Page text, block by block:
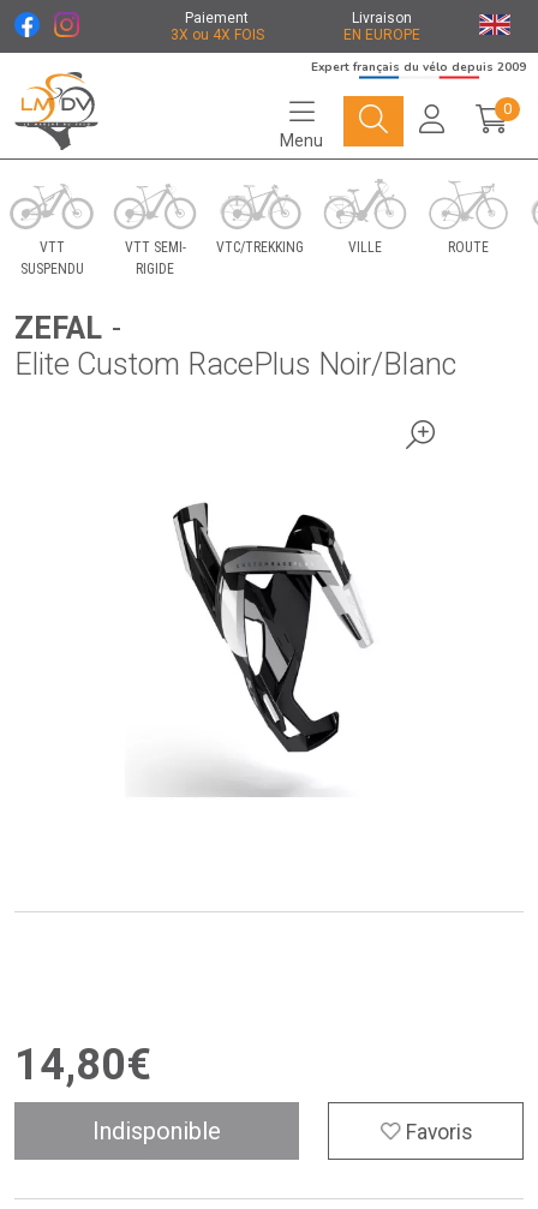
Paiement
3X ou 4X FOIS
Livraison
EN EUROPE
Le Marché du Vélo Votre distributeurs de vélo
Expert français du vélo depuis 2009
Menu
0
VTT
SUSPENDU
VTT SEMI-
RIGIDE
VTC/TREKKING VILLE ROUTE
ZEFAL -
Elite Custom RacePlus Noir/Blanc
14,80€
Indisponible Favoris